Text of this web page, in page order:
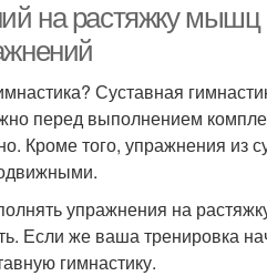
на растяжку
Суставная
перед выполнением
Кроме того, упражнения из
упражнения на
Если же ваша тренировка
гимнастику.